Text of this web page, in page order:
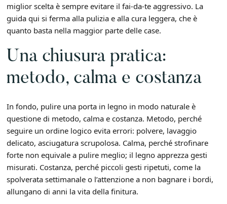
miglior scelta è sempre evitare il fai-da-te aggressivo. La
guida qui si ferma alla pulizia e alla cura leggera, che è
quanto basta nella maggior parte delle case.
Una chiusura pratica:
metodo, calma e costanza
In fondo, pulire una porta in legno in modo naturale è
questione di metodo, calma e costanza. Metodo, perché
seguire un ordine logico evita errori: polvere, lavaggio
delicato, asciugatura scrupolosa. Calma, perché strofinare
forte non equivale a pulire meglio; il legno apprezza gesti
misurati. Costanza, perché piccoli gesti ripetuti, come la
spolverata settimanale o l’attenzione a non bagnare i bordi,
allungano di anni la vita della finitura.